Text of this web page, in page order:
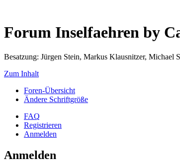
Forum Inselfaehren by
Besatzung: Jürgen Stein, Markus Klausnitzer, Michael
Zum Inhalt
Foren-Übersicht
Ändere Schriftgröße
FAQ
Registrieren
Anmelden
Anmelden